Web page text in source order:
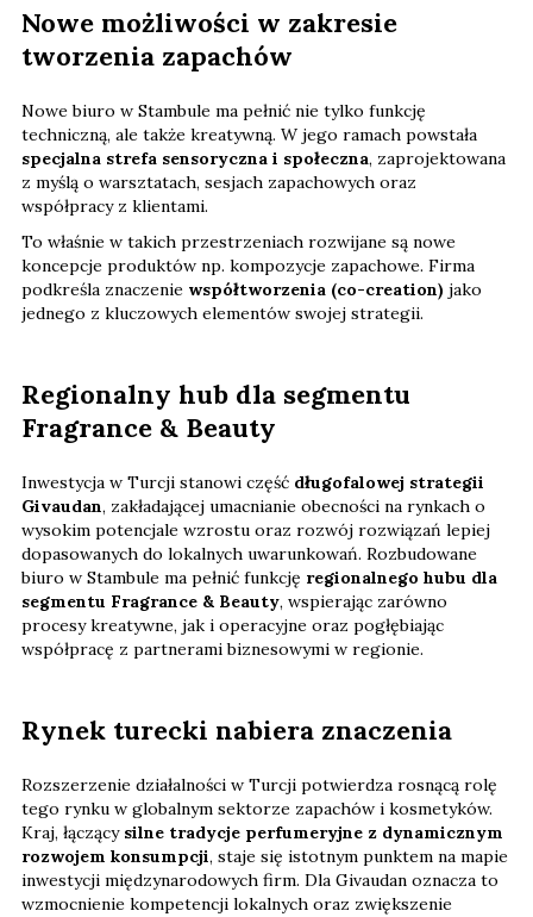
Nowe możliwości w zakresie
tworzenia zapachów
Nowe biuro w Stambule ma pełnić nie tylko funkcję
techniczną, ale także kreatywną. W jego ramach powstała
specjalna strefa sensoryczna i społeczna, zaprojektowana
z myślą o warsztatach, sesjach zapachowych oraz
współpracy z klientami.
To właśnie w takich przestrzeniach rozwijane są nowe
koncepcje produktów np. kompozycje zapachowe. Firma
podkreśla znaczenie współtworzenia (co-creation) jako
jednego z kluczowych elementów swojej strategii.
Regionalny hub dla segmentu
Fragrance & Beauty
Inwestycja w Turcji stanowi część długofalowej strategii
Givaudan, zakładającej umacnianie obecności na rynkach o
wysokim potencjale wzrostu oraz rozwój rozwiązań lepiej
dopasowanych do lokalnych uwarunkowań. Rozbudowane
biuro w Stambule ma pełnić funkcję regionalnego hubu dla
segmentu Fragrance & Beauty, wspierając zarówno
procesy kreatywne, jak i operacyjne oraz pogłębiając
współpracę z partnerami biznesowymi w regionie.
Rynek turecki nabiera znaczenia
Rozszerzenie działalności w Turcji potwierdza rosnącą rolę
tego rynku w globalnym sektorze zapachów i kosmetyków.
Kraj, łączący silne tradycje perfumeryjne z dynamicznym
rozwojem konsumpcji, staje się istotnym punktem na mapie
inwestycji międzynarodowych firm. Dla Givaudan oznacza to
wzmocnienie kompetencji lokalnych oraz zwiększenie